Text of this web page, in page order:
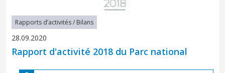
Rapports d’activités / Bilans
28.09.2020
Rapport d'activité 2018 du Parc national